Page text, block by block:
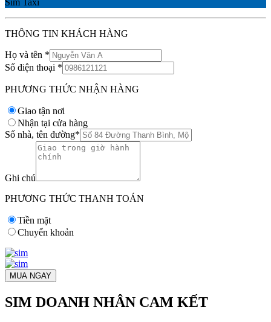
THÔNG TIN KHÁCH HÀNG
Họ và tên *
Số điện thoại *
PHƯƠNG THỨC NHẬN HÀNG
Giao tận nơi
Nhận tại cửa hàng
Số nhà, tên đường*
Ghi chú
PHƯƠNG THỨC THANH TOÁN
Tiền mặt
Chuyển khoản
MUA NGAY
SIM DOANH NHÂN CAM KẾT